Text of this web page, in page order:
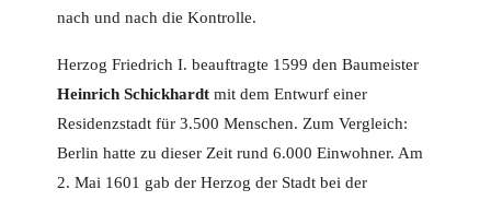
nach und nach die Kontrolle.
Herzog Friedrich I. beauftragte 1599 den Baumeister
Heinrich Schickhardt mit dem Entwurf einer
Residenzstadt für 3.500 Menschen. Zum Vergleich:
Berlin hatte zu dieser Zeit rund 6.000 Einwohner. Am
2. Mai 1601 gab der Herzog der Stadt bei der